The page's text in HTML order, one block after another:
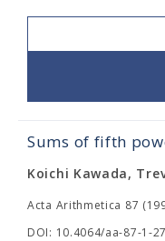
Sums of fifth
Koichi Kawada,
Acta Arithmetica 87
DOI: 10.4064/aa-87-1-